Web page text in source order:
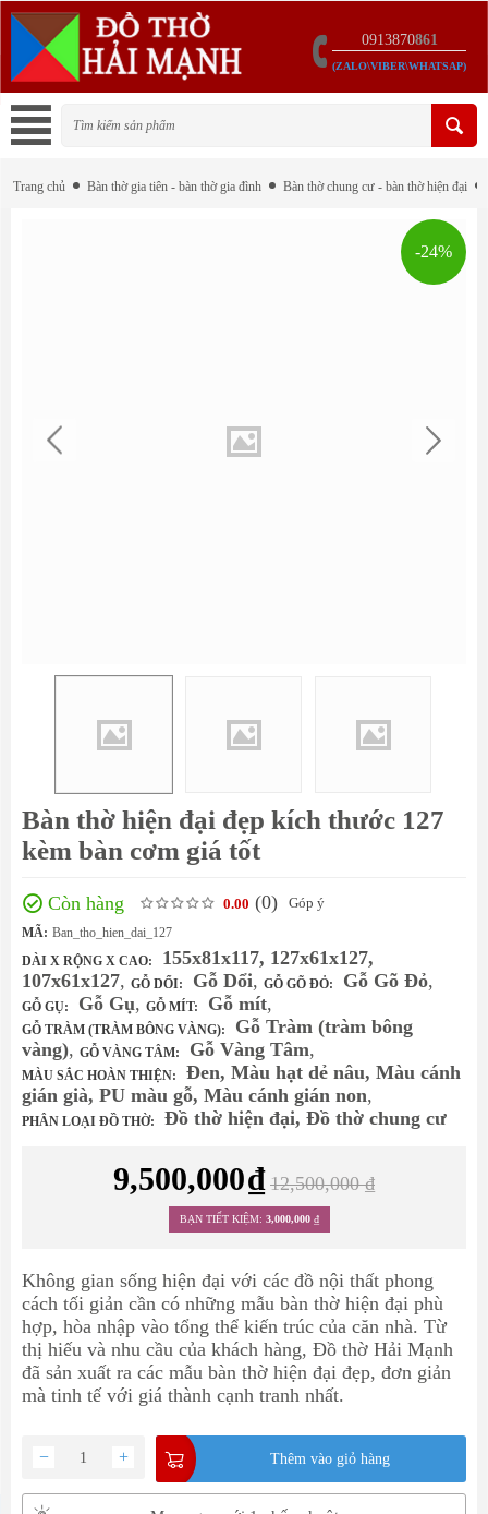
0913870861
(ZALO\VIBER\WHATSAP)
Trang chủ Bàn thờ gia tiên - bàn thờ gia đình Bàn thờ chung cư - bàn thờ hiện đại
-24%
Bàn thờ hiện đại đẹp kích thước 127
kèm bàn cơm giá tốt
Còn hàng 0.00 (0) Góp ý
MÃ: Ban_tho_hien_dai_127
DÀI X RỘNG X CAO:
155x81x117, 127x61x127,
107x61x127, GỖ DỔI: Gỗ Dổi, GỖ GÕ ĐỎ: Gỗ Gõ Đỏ,
GỖ GỤ: Gỗ Gụ, GỖ MÍT: Gỗ mít,
GỖ TRÀM (TRÀM BÔNG VÀNG):
Gỗ Tràm (tràm bông
vàng), GỖ VÀNG TÂM: Gỗ Vàng Tâm,
MÀU SẮC HOÀN THIỆN:
Đen, Màu hạt dẻ nâu, Màu cánh
gián già, PU màu gỗ, Màu cánh gián non,
PHÂN LOẠI ĐỒ THỜ: Đồ thờ hiện đại, Đồ thờ chung cư
9,500,000₫ 12,500,000 ₫
BẠN TIẾT KIỆM: 3,000,000 ₫
Không gian sống hiện đại với các đồ nội thất phong
cách tối giản cần có những mẫu bàn thờ hiện đại phù
hợp, hòa nhập vào tổng thể kiến trúc của căn nhà. Từ
thị hiếu và nhu cầu của khách hàng, Đồ thờ Hải Mạnh
đã sản xuất ra các mẫu bàn thờ hiện đại đẹp, đơn giản
mà tinh tế với giá thành cạnh tranh nhất.
+
− Thêm vào giỏ hàng